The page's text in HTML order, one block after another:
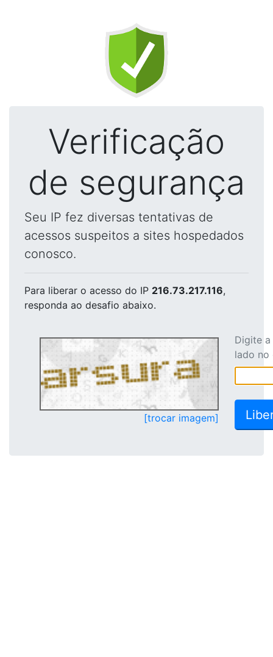
Verificação
de segurança
Seu IP fez diversas tentativas de
acessos suspeitos a sites hospedados
conosco.
Para liberar o acesso do IP 216.73.217.116,
responda ao desafio abaixo.
[trocar imagem]
Digite
lado no